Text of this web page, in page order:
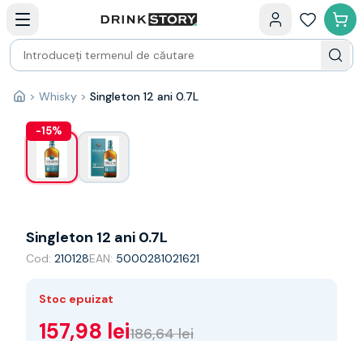
Bauturi fine — selectie
Produse Noi
Cosuri cadou
Pachete & Cadouri
Vin
Tamaioasa
Shiraz
Franta
Australia
Germania
Spumante
Acasă
> Whisky > Singleton 12 ani 0.7L
-15%
1 /2
Singleton 12 ani 0.7L
Cod: 210128EAN: 5000281021621
Stoc epuizat
157,98 lei186,64 lei